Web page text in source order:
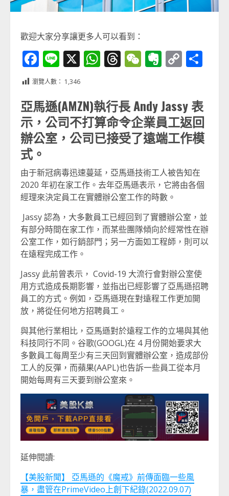
歡迎大家分享讓更多人可以看到：
Facebook
Line
X WhatsApp
Threads
WeChat
Evernote
Copy
瀏覽人數： 1,346
亞馬遜(AMZN)執行長 Andy Jassy 表
示，公司不打算命令企業員工返回
辦公室，公司已接受了遠端工作模
式。
由于新冠病毒迅速蔓延，亞馬遜技術工人被告知在
2020 年初在家工作。去年亞馬遜表示，它將由各個
經理來決定員工在實體辦公室工作的時數。
Jassy 認為，大多數員工已經回到了實體辦公室，並
有部分時間在家工作，而某些團隊傾向於經常性在辦
公室工作，如行銷部門；另一方面如工程師，則可以
在遠程完成工作。
Jassy 此前曾表示， Covid-19 大流行會對辦公室使
用方式造成長期影響，並指出已經影響了亞馬遜招聘
員工的方式。例如，亞馬遜現在對遠程工作更加開
放，將從任何地方招聘員工。
與其他行業相比，亞馬遜對於遠程工作的立場與其他
科技同行不同。谷歌(GOOGL)在 4 月份開始要求大
多數員工每周至少有三天回到實體辦公室，造成部份
工人的反彈，而蘋果(AAPL)也告訴一些員工從本月
開始每周有三天要到辦公室來。
延伸閱讀:
【美股新聞】 亞馬遜的《魔戒》前傳面臨一些風
暴，盡管在PrimeVideo上創下紀錄(2022.09.07)